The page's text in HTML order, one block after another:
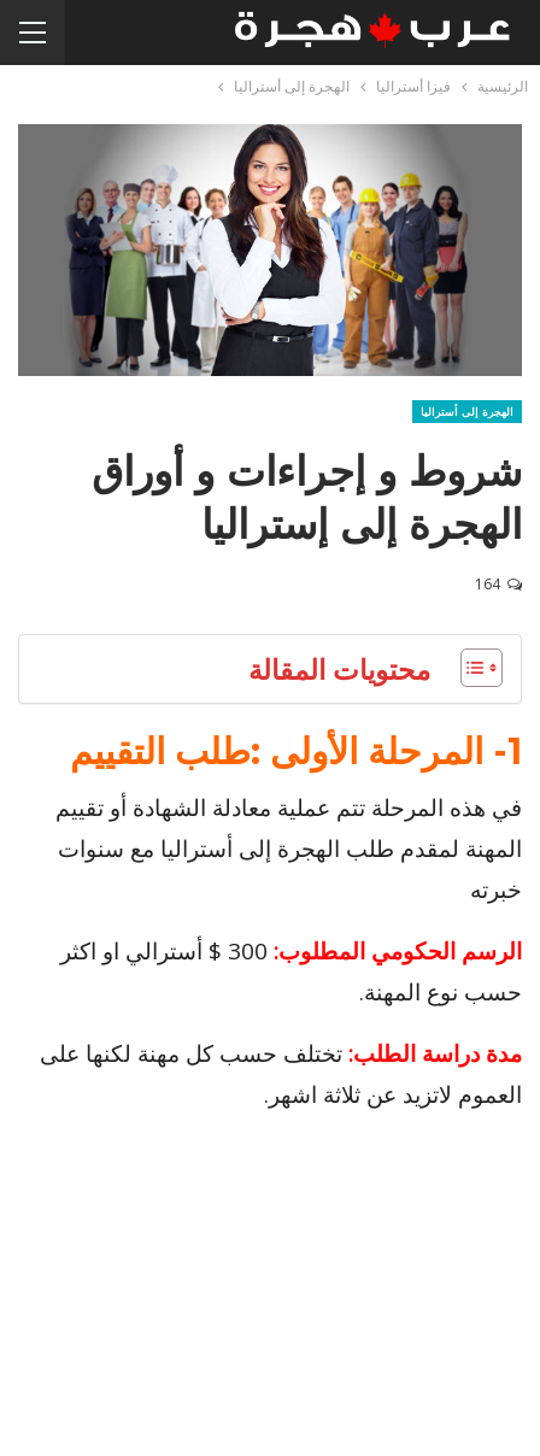
الرئيسية فيزا أستراليا الهجرة إلى أستراليا
الهجرة إلى أستراليا
شروط و إجراءات و أوراق
الهجرة إلى إستراليا
164
محتويات المقالة
1- المرحلة الأولى :طلب التقييم
في هذه المرحلة تتم عملية معادلة الشهادة أو تقييم
المهنة لمقدم طلب الهجرة إلى أستراليا مع سنوات
خبرته
الرسم الحكومي المطلوب:
300 $ أسترالي او اكثر
حسب نوع المهنة.
مدة دراسة الطلب: تختلف حسب كل مهنة لكنها على
العموم لاتزيد عن ثلاثة اشهر.